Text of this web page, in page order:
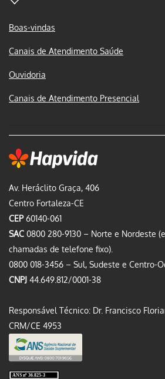
Av. Heráclito Graça, 406
Centro Fortaleza-CE
CEP60140-061
SAC 0800 280-9130 – Norte e Nordeste
chamadas de telefone fixo).
0800 018-3456 – Sul, Sudeste e Centro-
CNPJ 44.649.812/0001-38
Responsável Técnico: Dr. Francisco
CRM/CE 4953
Boas-vindas
Canais de Atendimento Saúde
Ouvidoria
Canais de Atendimento Presencial